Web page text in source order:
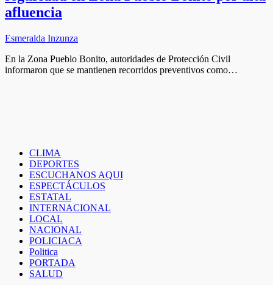
afluencia
Esmeralda Inzunza
En la Zona Pueblo Bonito, autoridades de Protección Civil
informaron que se mantienen recorridos preventivos como…
CLIMA
DEPORTES
ESCUCHANOS AQUI
ESPECTÁCULOS
ESTATAL
INTERNACIONAL
LOCAL
NACIONAL
POLICIACA
Politica
PORTADA
SALUD